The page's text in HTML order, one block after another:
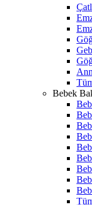
Bebek